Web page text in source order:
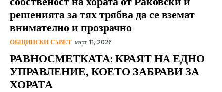
решенията за тях трябва да се вземат
внимателно и прозрачно
ОБЩИНСКИ СЪВЕТ март 11, 2026
РАВНОСМЕТКАТА: КРАЯТ НА ЕДНО
УПРАВЛЕНИЕ, КОЕТО ЗАБРАВИ ЗА
ХОРАТА